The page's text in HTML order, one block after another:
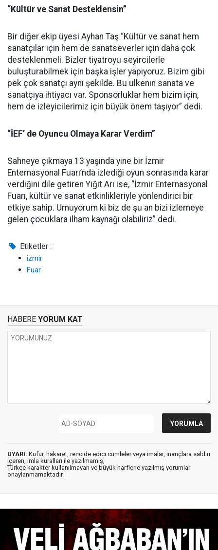
“Kültür ve Sanat Desteklensin”
Bir diğer ekip üyesi Ayhan Taş “Kültür ve sanat hem
sanatçılar için hem de sanatseverler için daha çok
desteklenmeli. Bizler tiyatroyu seyircilerle
buluşturabilmek için başka işler yapıyoruz. Bizim gibi
pek çok sanatçı aynı şekilde. Bu ülkenin sanata ve
sanatçıya ihtiyacı var. Sponsorluklar hem bizim için,
hem de izleyicilerimiz için büyük önem taşıyor” dedi.
“İEF’ de Oyuncu Olmaya Karar Verdim”
Sahneye çıkmaya 13 yaşında yine bir İzmir
Enternasyonal Fuarı’nda izlediği oyun sonrasında karar
verdiğini dile getiren Yiğit Arı ise, “İzmir Enternasyonal
Fuarı, kültür ve sanat etkinlikleriyle yönlendirici bir
etkiye sahip. Umuyorum ki biz de şu an bizi izlemeye
gelen çocuklara ilham kaynağı olabiliriz” dedi.
Etiketler :
izmir
Fuar
HABERE YORUM KAT
UYARI: Küfür, hakaret, rencide edici cümleler veya imalar, inançlara saldırı
içeren, imla kuralları ile yazılmamış,
Türkçe karakter kullanılmayan ve büyük harflerle yazılmış yorumlar
onaylanmamaktadır.